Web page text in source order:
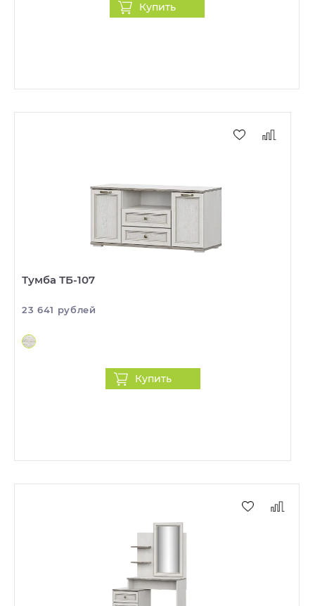
Купить
Тумба ТБ-107
23 641 рублей
Купить